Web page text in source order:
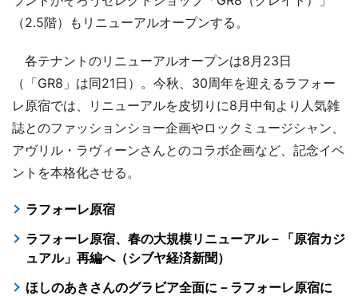
（2.5階）もリニューアルオープンする。
各テナントのリニューアルオープンは8月23日
（「GR8」は同21日）。今秋、30周年を迎えるラフォー
レ原宿では、リニューアルを皮切りに8月中旬より人気雑
誌とのファッションショー企画やロックミュージシャン、
アヴリル・ラヴィーンさんとのコラボ企画など、記念イベ
ントを本格化させる。
ラフォーレ原宿
ラフォーレ原宿、春の大規模リニューアル－「原宿カジ
ュアル」再編へ（シブヤ経済新聞）
ほしのあきさんのグラビア全面に－ラフォーレ原宿に